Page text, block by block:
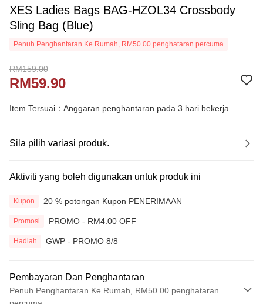
XES Ladies Bags BAG-HZOL34 Crossbody
Sling Bag (Blue)
Penuh Penghantaran Ke Rumah, RM50.00 penghataran percuma
RM159.00
RM59.90
Item Tersuai：Anggaran penghantaran pada 3 hari bekerja.
Sila pilih variasi produk.
Aktiviti yang boleh digunakan untuk produk ini
Kupon 20 % potongan Kupon PENERIMAAN
Promosi PROMO - RM4.00 OFF
Hadiah GWP - PROMO 8/8
Pembayaran Dan Penghantaran
Penuh Penghantaran Ke Rumah, RM50.00 penghataran